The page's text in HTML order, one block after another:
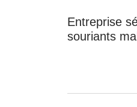
Entreprise
souriants